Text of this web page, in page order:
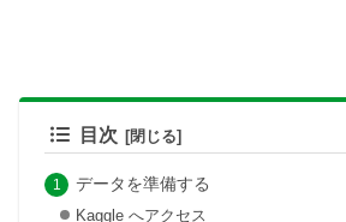
目次
データを準備する
Kaggle へアクセス